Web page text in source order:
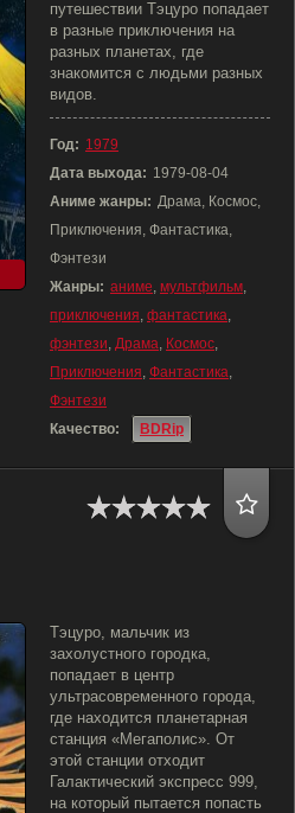
путешествии Тэцуро попадает
в разные приключения на
разных планетах, где
знакомится с людьми разных
видов.
Год: 1979
Дата выхода: 1979-08-04
Аниме жанры: Драма, Космос,
Приключения, Фантастика,
Фэнтези
Жанры: аниме, мультфильм,
приключения, фантастика,
фэнтези, Драма, Космос,
Приключения, Фантастика,
Фэнтези
Качество:
BDRip
Тэцуро, мальчик из
захолустного городка,
попадает в центр
ультрасовременного города,
где находится планетарная
станция «Мегаполис». От
этой станции отходит
Галактический экспресс 999,
на который пытается попасть